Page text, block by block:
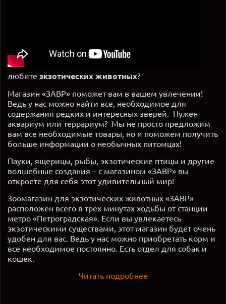
любите экзотических животных?
Магазин «ЗАВР» поможет вам в вашем увлечении!
Ведь у нас можно найти все, необходимое для
содержания редких и интересных зверей. Нужен
аквариум или террариум? Мы не просто предложим
вам все необходимые товары, но и поможем получить
больше информации о необычных питомцах!
Пауки, ящерицы, рыбы, экзотические птицы и другие
волшебные создания – с магазином «ЗАВР» вы
откроете для себя этот удивительный мир!
Зоомагазин для экзотических животных «ЗАВР»
расположен всего в трех минутах ходьбы от станции
метро «Петроградская». Если вы увлекаетесь
экзотическими существами, этот магазин будет очень
удобен для вас. Ведь у нас можно приобретать корм и
все необходимое постоянно. Есть отдел для собак и
кошек.
Читать подробнее